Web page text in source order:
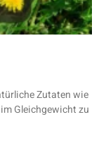
Zutaten wie
Gleichgewicht zu